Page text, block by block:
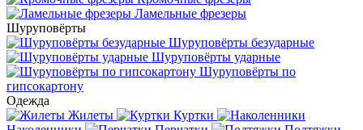
Ламельные фрезеры
Шуруповёрты
Шуруповёрты безударные
Шуруповёрты ударные
Шуруповёрты по
гипсокартону
Одежда
Жилеты
Куртки